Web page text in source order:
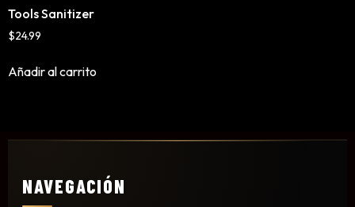
Monómeros
Top, Base, Builder y Polygel
Nail Tips, Gel Tips y Pegas
Mesas y Maletas
Tools Sanitizer
$24.99
Añadir al carrito
NAVEGACIÓN